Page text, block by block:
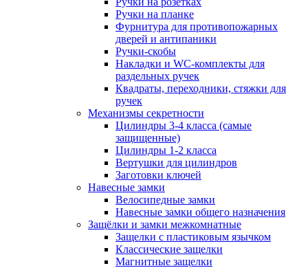
Ручки на планке
Фурнитура для противопожарных
дверей и антипаники
Ручки-скобы
Накладки и WC-комплекты для
раздельных ручек
Квадраты, переходники, стяжки для
ручек
Механизмы секретности
Цилиндры 3-4 класса (самые
защищенные)
Цилиндры 1-2 класса
Вертушки для цилиндров
Заготовки ключей
Навесные замки
Велосипедные замки
Навесные замки общего назначения
Защёлки и замки межкомнатные
Защелки с пластиковым язычком
Классические защелки
Магнитные защелки